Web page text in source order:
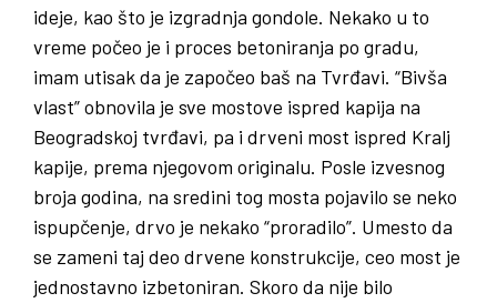
ideje, kao što je izgradnja gondole. Nekako u to
vreme počeo je i proces betoniranja po gradu,
imam utisak da je započeo baš na Tvrđavi. “Bivša
vlast” obnovila je sve mostove ispred kapija na
Beogradskoj tvrđavi, pa i drveni most ispred Kralj
kapije, prema njegovom originalu. Posle izvesnog
broja godina, na sredini tog mosta pojavilo se neko
ispupčenje, drvo je nekako “proradilo”. Umesto da
se zameni taj deo drvene konstrukcije, ceo most je
jednostavno izbetoniran. Skoro da nije bilo